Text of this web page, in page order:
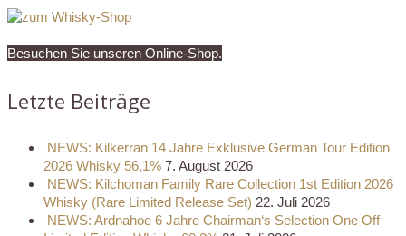
Besuchen Sie unseren Online-Shop.
Letzte Beiträge
NEWS: Kilkerran 14 Jahre Exklusive German Tour Edition
2026 Whisky 56,1% 7. August 2026
NEWS: Kilchoman Family Rare Collection 1st Edition 2026
Whisky (Rare Limited Release Set) 22. Juli 2026
NEWS: Ardnahoe 6 Jahre Chairman‘s Selection One Off